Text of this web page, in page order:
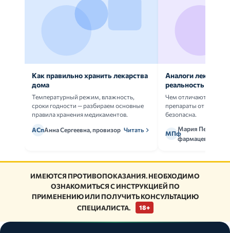
Как правильно хранить лекарства
дома
Температурный режим, влажность,
сроки годности — разбираем основные
правила хранения медикаментов.
АСпАнна Сергеевна, провизор Читать
Аналоги
реальность
Чем отличаются
препараты от
безопасна.
МПф
Мария Петрова,
фармацевт
ИМЕЮТСЯ ПРОТИВОПОКАЗАНИЯ. НЕОБХОДИМО
ОЗНАКОМИТЬСЯ С ИНСТРУКЦИЕЙ ПО
ПРИМЕНЕНИЮ ИЛИ ПОЛУЧИТЬ КОНСУЛЬТАЦИЮ
СПЕЦИАЛИСТА.
18+